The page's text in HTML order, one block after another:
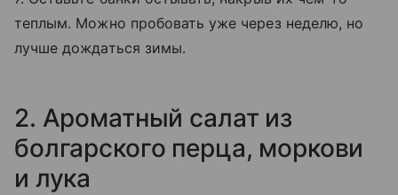
теплым. Можно пробовать уже через неделю, но
лучше дождаться зимы.
2. Ароматный салат из
болгарского перца, моркови
и лука